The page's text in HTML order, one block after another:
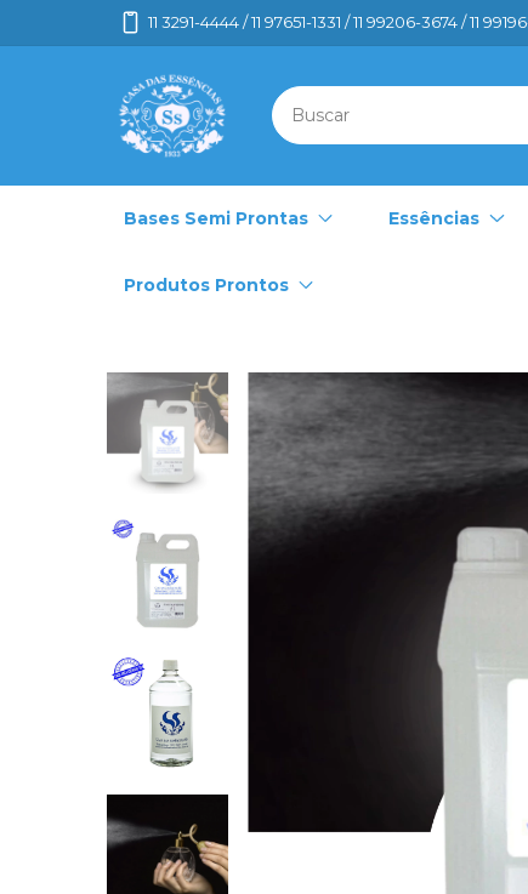
11 3291-4444 / 11 97651-1331 / 11 99206-3674 / 11
Bases Semi Prontas Essências
Produtos Prontos